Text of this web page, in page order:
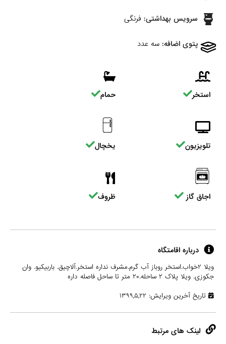
سرویس بهداشتی: فرنگی
پتوی اضافه: سه عدد
استخر حمام
تلویزیون یخچال
اجاق گاز ظروف
درباره اقامتگاه
ویلا ۲خواب.استخر روباز آب گرم.مشرف نداره استخر.آلاچیق. باربیکیو. وان
جکوزی. ویلا پلاک ۲ ساحله.۲۰ متر تا ساحل فاصله داره
تاریخ آخرین ویرایش: ۱۳۹۹,۵,۲۲
لینک های مرتبط